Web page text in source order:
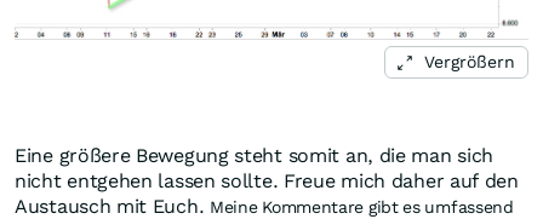
Vergrößern
Eine größere Bewegung steht somit an, die man sich
nicht entgehen lassen sollte. Freue mich daher auf den
Austausch mit Euch. Meine Kommentare gibt es umfassend